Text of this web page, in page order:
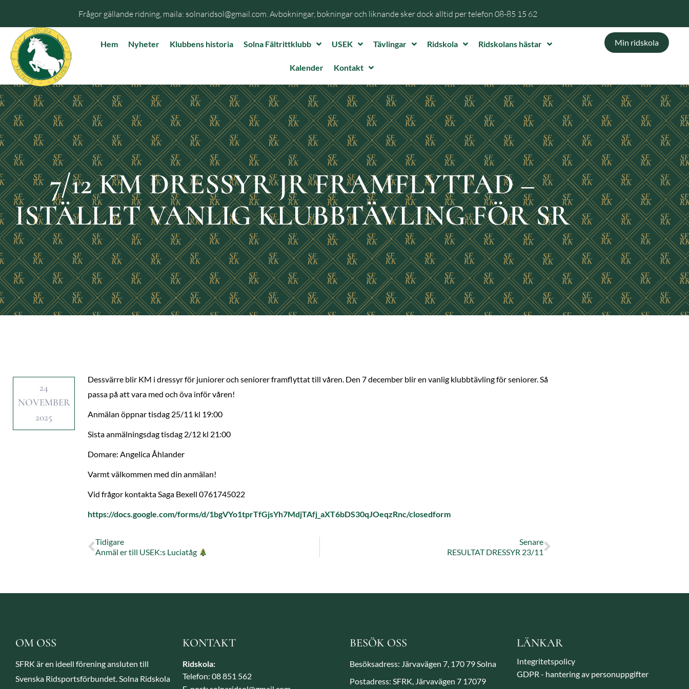
Frågor gällande ridning, maila: solnaridsol@gmail.com. Avbokningar, bokningar och liknande sker dock alltid per telefon 08-85 15 62
Hem Nyheter Klubbens historia Solna Fältrittklubb USEK Tävlingar Ridskola Ridskolans hästar
Kalender Kontakt
Min ridskola
7/12 KM DRESSYR JR FRAMFLYTTAD –
ISTÄLLET VANLIG KLUBBTÄVLING FÖR SR
24
NOVEMBER
2025
Dessvärre blir KM i dressyr för juniorer och seniorer framflyttat till våren. Den 7 december blir en vanlig klubbtävling för seniorer. Så
passa på att vara med och öva inför våren!
Anmälan öppnar tisdag 25/11 kl 19:00
Sista anmälningsdag tisdag 2/12 kl 21:00
Domare: Angelica Åhlander
Varmt välkommen med din anmälan!
Vid frågor kontakta Saga Bexell 0761745022
https://docs.google.com/forms/d/1bgVYo1tprTfGjsYh7MdjTAfj_aXT6bDS30qJOeqzRnc/closedform
Tidigare
Anmäl er till USEK:s Luciatåg
Senare
RESULTAT DRESSYR 23/11
OM OSS
SFRK är en ideell förening ansluten till
Svenska Ridsportsförbundet. Solna Ridskola
KONTAKT
Ridskola:
Telefon: 08 851 562
BESÖK OSS
Besöksadress: Järvavägen 7, 170 79 Solna
Postadress: SFRK, Järvavägen 7 17079
LÄNKAR
Integritetspolicy
GDPR - hantering av personuppgifter